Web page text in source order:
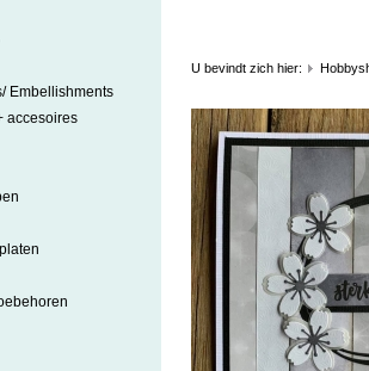
Embellishments
accesoires
U bevindt zich hier: